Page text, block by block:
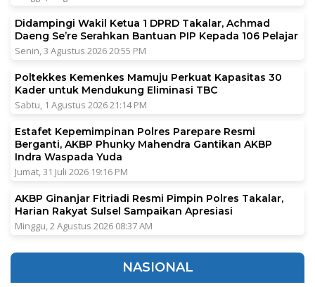
Didampingi Wakil Ketua 1 DPRD Takalar, Achmad
Daeng Se’re Serahkan Bantuan PIP Kepada 106 Pelajar
Senin, 3 Agustus 2026 20:55 PM
Poltekkes Kemenkes Mamuju Perkuat Kapasitas 30
Kader untuk Mendukung Eliminasi TBC
Sabtu, 1 Agustus 2026 21:14 PM
Estafet Kepemimpinan Polres Parepare Resmi
Berganti, AKBP Phunky Mahendra Gantikan AKBP
Indra Waspada Yuda
Jumat, 31 Juli 2026 19:16 PM
AKBP Ginanjar Fitriadi Resmi Pimpin Polres Takalar,
Harian Rakyat Sulsel Sampaikan Apresiasi
Minggu, 2 Agustus 2026 08:37 AM
NASIONAL